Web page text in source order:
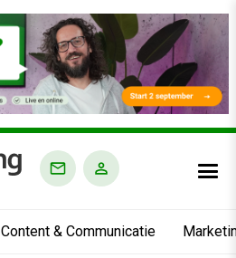
Content & Communicatie